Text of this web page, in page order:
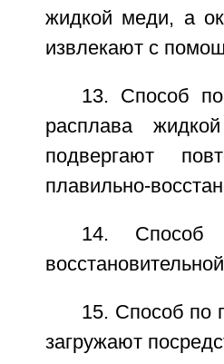
жидкой меди, а
извлекают с
13. Способ
расплава
подвергают
плавильно-
14. Способ
15. Способ по
загружают